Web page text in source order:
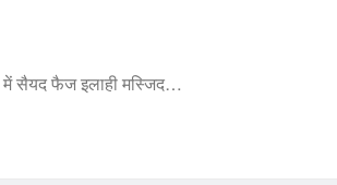
में सैयद फैज इलाही मस्जिद…